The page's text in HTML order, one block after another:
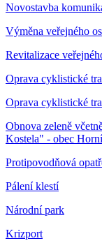
Novostavba
Výměna veřejného
Revitalizace
Oprava cyklistické
Oprava cyklistické
Obnova zeleně
Kostela" - obec
Protipovodňová
Pálení klestí
Národní park
Krizport